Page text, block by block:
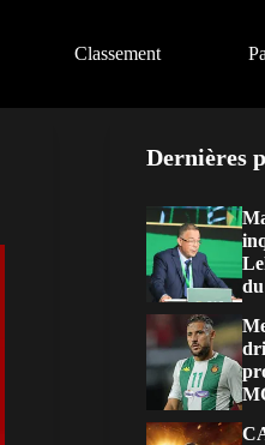
Classement
Dernières